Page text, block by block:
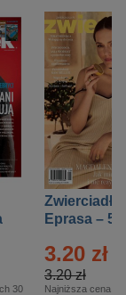
30
Zwierciadło
Eprasa – 5/
3.20 zł
3.20 zł
Najniższa cena z